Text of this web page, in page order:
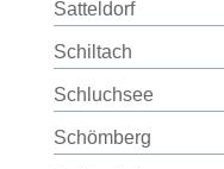
Satteldorf
Schiltach
Schluchsee
Schömberg